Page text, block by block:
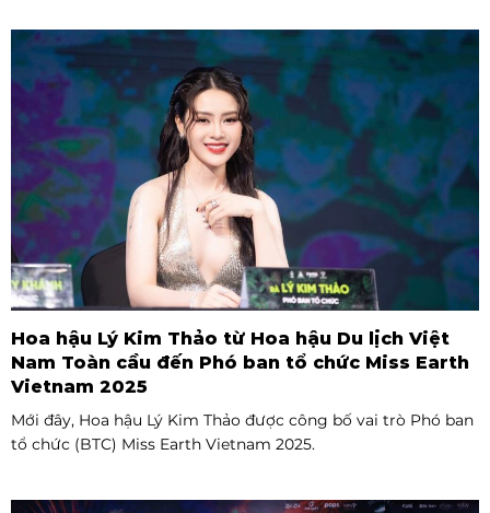
khác nhau. Trong số đó, Kiều Vũ Nhật Anh, chàng trai tuổi
teen đến từ Hà Nội, Việt Nam, đã gây ấn tượng mạnh với
giọng hát trữ tình sâu lắng, mang đậm hơi thở quê hương.
Hoa hậu Lý Kim Thảo từ Hoa hậu Du lịch Việt
Nam Toàn cầu đến Phó ban tổ chức Miss Earth
Vietnam 2025
Mới đây, Hoa hậu Lý Kim Thảo được công bố vai trò Phó ban
tổ chức (BTC) Miss Earth Vietnam 2025.